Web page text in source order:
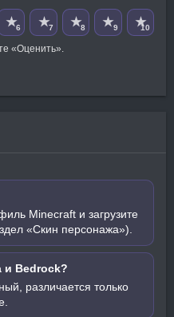
★6 ★7 ★8 ★9 ★10
«Оценить».
Minecraft и загрузите
«Скин персонажа»).
и Bedrock?
различается только